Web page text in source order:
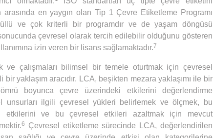
arasında en yaygın olan Tip 1 Çevre Etiketleme Programı
ve çok kriterli bir programdır ve de yaşam döngüsü
çevresel olarak tercih edilebilir olduğunu gösteren
izin veren bir lisans sağlamaktadır.7
ve çalışmaları bilimsel bir temele oturtmak için çevresel
yaklaşım aracıdır. LCA, beşikten mezara yaklaşımı ile bir
boyunca çevre üzerindeki etkilerini değerlendirme
unsurları ilgili çevresel yükleri belirlemek ve ölçmek, bu
etkilerini ve bu çevresel etkileri azaltmak için mevcut
6
Çevresel etiketleme sürecinde LCA, değerlendirilen